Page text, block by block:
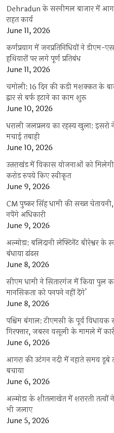
Dehradun के सरनीमल बाजार में
राहत कार्य
June 11, 2026
कर्णप्रयाग में जनप्रतिनिधियों ने डीएम-
हथियारों पर लगे पूर्ण प्रतिबंध
June 11, 2026
चमोली: 16 दिन की कड़ी मशक्कत के
द्वार से बर्फ हटाने का काम शुरू
June 10, 2026
धराली जलप्रलय का रहस्य खुला:
मचाई तबाही
June 10, 2026
उत्तराखंड में विकास योजनाओं को
करोड़ रुपये किए स्वीकृत
June 9, 2026
CM पुष्कर सिंह धामी की सख्त
नपेंगे अधिकारी
June 9, 2026
अल्मोड़ा: बलिदानी लेफ्टिनेंट बीरेश्वर
बंधाया ढांढस
June 8, 2026
सीएम धामी ने सितारगंज में किया पुल
मानसिकता को पनपने नहीं देंगे’
June 8, 2026
पश्चिम बंगाल: टीएमसी के पूर्व
गिरफ्तार, जबरन वसूली के मामले में
June 6, 2026
आगरा की उटंगन नदी में नहाते समय डूबे
बचाया
June 6, 2026
अल्मोड़ा के शीतलाखेत में शरारती
भी जलाए
June 5, 2026